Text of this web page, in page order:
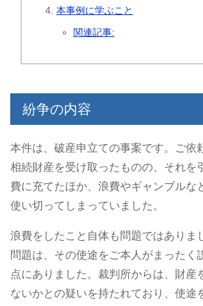
本事例に学ぶこと
関連記事:
紛争の内容
本件は、破産申立ての事案です。ご依
相続財産を受け取ったものの、それを
費に充てたほか、浪費やギャンブルな
使い切ってしまっていました。
浪費をしたこと自体も問題ではありま
問題は、その使途をご本人がまったく
点にありました。裁判所からは、財産
ないかとの疑いを持たれており、使途